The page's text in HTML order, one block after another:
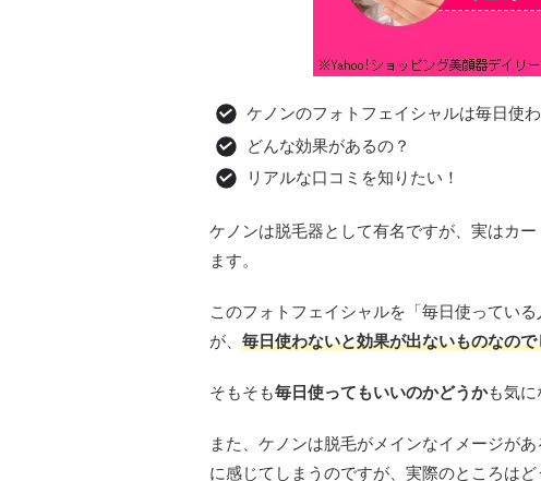
ケノンのフォトフェイシャルは毎日使
どんな効果があるの？
リアルな口コミを知りたい！
ケノンは脱毛器として有名ですが、実はカ
ます。
このフォトフェイシャルを「毎日使ってい
が、 毎日使わないと効果が出ないものなの
そもそも毎日使ってもいいのかどうかも気に
また、ケノンは脱毛がメインなイメージが
に感じてしまうのですが、実際のところはど